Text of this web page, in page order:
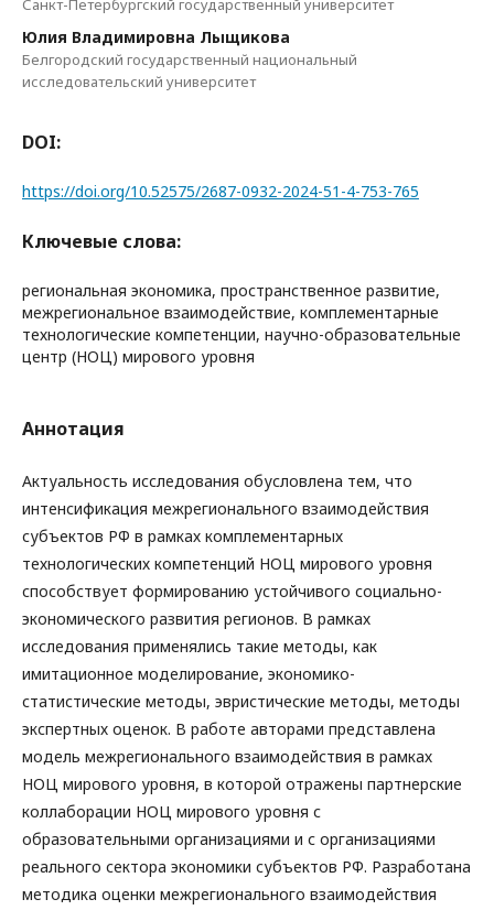
Санкт-Петербургский государственный университет
Юлия Владимировна Лыщикова
Белгородский государственный национальный
исследовательский университет
DOI:
https://doi.org/10.52575/2687-0932-2024-51-4-753-765
Ключевые слова:
региональная экономика, пространственное развитие,
межрегиональное взаимодействие, комплементарные
технологические компетенции, научно-образовательные
центр (НОЦ) мирового уровня
Аннотация
Актуальность исследования обусловлена тем, что
интенсификация межрегионального взаимодействия
субъектов РФ в рамках комплементарных
технологических компетенций НОЦ мирового уровня
способствует формированию устойчивого социально-
экономического развития регионов. В рамках
исследования применялись такие методы, как
имитационное моделирование, экономико-
статистические методы, эвристические методы, методы
экспертных оценок. В работе авторами представлена
модель межрегионального взаимодействия в рамках
НОЦ мирового уровня, в которой отражены партнерские
коллаборации НОЦ мирового уровня с
образовательными организациями и с организациями
реального сектора экономики субъектов РФ. Разработана
методика оценки межрегионального взаимодействия